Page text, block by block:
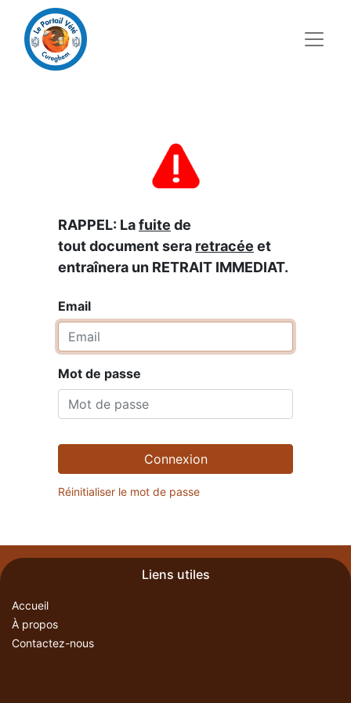
RAPPEL: Lafuite de
tout document sera retracée et
entraînera un RETRAIT IMMEDIAT.
Email
Mot de passe
Connexion
Réinitialiser le mot de passe
Liens utiles
Accueil
À propos
Contactez-nous